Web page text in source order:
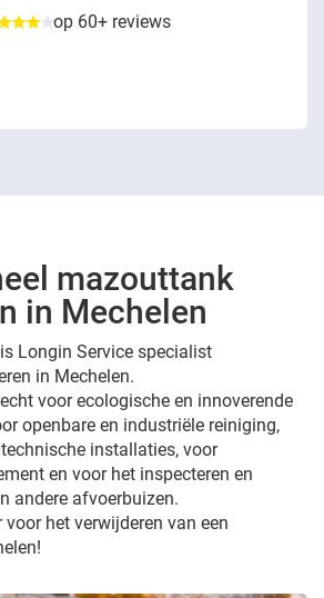
op 60+ reviews
mazouttank
in Mechelen
Longin Service specialist
in Mechelen.
voor ecologische en innoverende
openbare en industriële reiniging,
installaties, voor
en voor het inspecteren en
andere afvoerbuizen.
het verwijderen van een